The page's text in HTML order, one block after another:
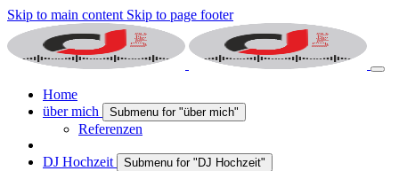
Skip to main content Skip to page footer
Home
über mich
Submenu for "über mich"
Referenzen
DJ Hochzeit Submenu for "DJ Hochzeit"